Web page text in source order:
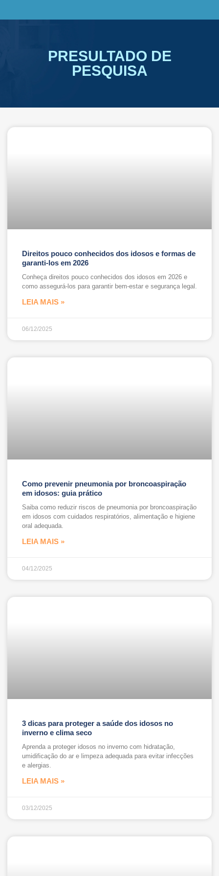
PRESULTADO DE
PESQUISA
Direitos pouco conhecidos dos idosos e formas de
garanti-los em 2026
Conheça direitos pouco conhecidos dos idosos em 2026 e
como assegurá-los para garantir bem-estar e segurança legal.
LEIA MAIS »
06/12/2025
Como prevenir pneumonia por broncoaspiração
em idosos: guia prático
Saiba como reduzir riscos de pneumonia por broncoaspiração
em idosos com cuidados respiratórios, alimentação e higiene
oral adequada.
LEIA MAIS »
04/12/2025
3 dicas para proteger a saúde dos idosos no
inverno e clima seco
Aprenda a proteger idosos no inverno com hidratação,
umidificação do ar e limpeza adequada para evitar infecções
e alergias.
LEIA MAIS »
03/12/2025